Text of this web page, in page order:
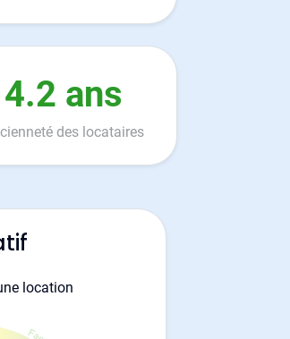
4.2 ans
des locataires
location